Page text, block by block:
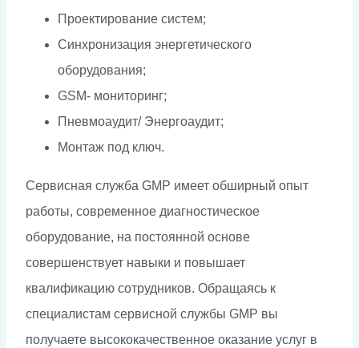
Проектирование систем;
Синхронизация энергетического
оборудования;
GSM- мониторинг;
Пневмоаудит/ Энергоаудит;
Монтаж под ключ.
Сервисная служба GMP имеет обширный опыт
работы, современное диагностическое
оборудование, на постоянной основе
совершенствует навыки и повышает
квалификацию сотрудников. Обращаясь к
специалистам сервисной службы GMP вы
получаете высококачественное оказание услуг в